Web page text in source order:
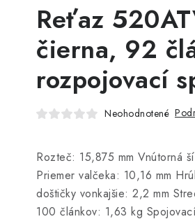
Reťaz
čierna, 92
rozpojovací
Neohodnotené
Rozteč: 15,875 mm Vnútorná
Priemer valčeka: 10,16 mm
doštičky vonkajšie: 2,2 mm
100 článkov: 1,63 kg